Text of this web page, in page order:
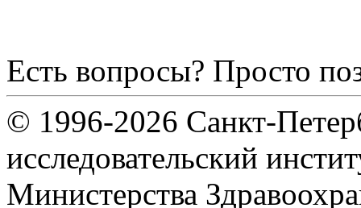
Есть вопросы? Просто
© 1996-2026 Санкт-
исследовательский
Министерства